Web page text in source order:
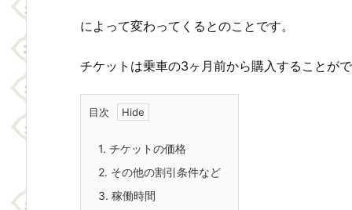
によって変わってくるとのことです。
チケットは乗車の3ヶ月前から購入することがで
目次
1. チケットの価格
2. その他の割引条件など
3. 稼働時間